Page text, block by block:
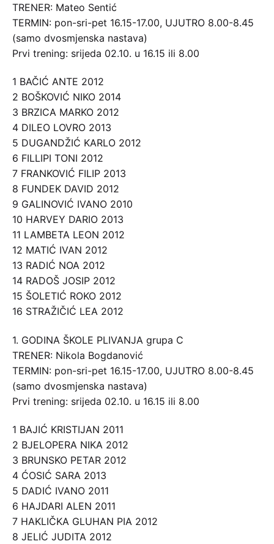
TRENER: Mateo Sentić
TERMIN: pon-sri-pet 16.15-17.00, UJUTRO 8.00-8.45
(samo dvosmjenska nastava)
Prvi trening: srijeda 02.10. u 16.15 ili 8.00
1 BAČIĆ ANTE 2012
2 BOŠKOVIĆ NIKO 2014
3 BRZICA MARKO 2012
4 DILEO LOVRO 2013
5 DUGANDŽIĆ KARLO 2012
6 FILLIPI TONI 2012
7 FRANKOVIĆ FILIP 2013
8 FUNDEK DAVID 2012
9 GALINOVIĆ IVANO 2010
10 HARVEY DARIO 2013
11 LAMBETA LEON 2012
12 MATIĆ IVAN 2012
13 RADIĆ NOA 2012
14 RADOŠ JOSIP 2012
15 ŠOLETIĆ ROKO 2012
16 STRAŽIČIĆ LEA 2012
1. GODINA ŠKOLE PLIVANJA grupa C
TRENER: Nikola Bogdanović
TERMIN: pon-sri-pet 16.15-17.00, UJUTRO 8.00-8.45
(samo dvosmjenska nastava)
Prvi trening: srijeda 02.10. u 16.15 ili 8.00
1 BAJIĆ KRISTIJAN 2011
2 BJELOPERA NIKA 2012
3 BRUNSKO PETAR 2012
4 ĆOSIĆ SARA 2013
5 DADIĆ IVANO 2011
6 HAJDARI ALEN 2011
7 HAKLIČKA GLUHAN PIA 2012
8 JELIĆ JUDITA 2012